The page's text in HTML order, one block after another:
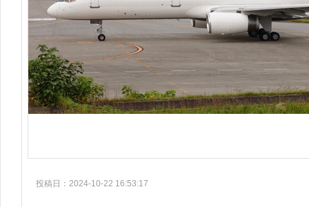
投稿日：2024-10-22 16:53:17